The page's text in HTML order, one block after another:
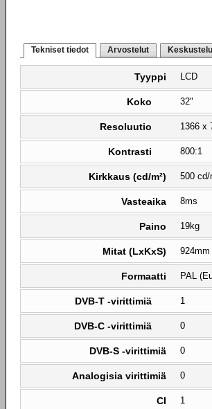
Tekniset tiedot Arvostelut
Tyyppi LCD
Koko 32"
Resoluutio 1366 x
Kontrasti 800:1
Kirkkaus (cd/m²) 500 cd/
Vasteaika 8ms
Paino 19kg
Mitat (LxKxS)
Formaatti PAL
DVB-T -virittimiä 1
DVB-C -virittimiä 0
DVB-S -virittimiä 0
Analogisia virittimiä 0
CI 1